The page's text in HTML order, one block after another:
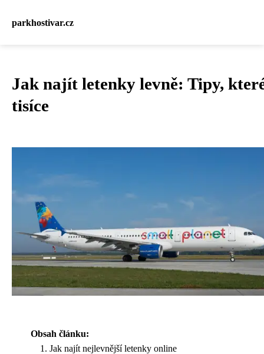
parkhostivar.cz
Jak najít letenky levně: Tipy,
tisíce
Obsah článku:
Jak najít nejlevnější letenky online